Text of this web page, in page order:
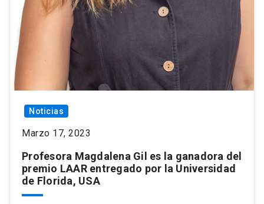
Noticias
Marzo 17, 2023
Profesora Magdalena Gil es la ganadora del
premio LAAR entregado por la Universidad
de Florida, USA